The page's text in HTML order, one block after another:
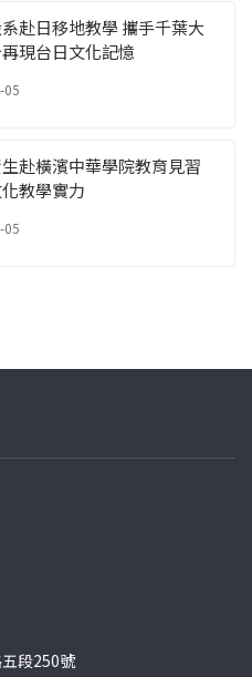
赴日移地教學 攜手千葉大
現台日文化記憶
05
赴橫濱中華學院教育見習
教學實力
05
段250號